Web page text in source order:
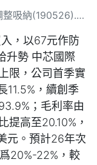
納(190526).docx
，以67元作防
升勢 中芯國際
限，公司首季實
11.5%，續創季
；毛利率由
提高至20.10%，
元。預計26年次
20%-22%，較